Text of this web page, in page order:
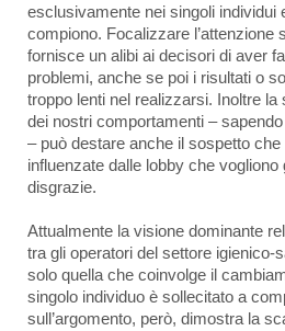
esclusivamente nei singoli individui
compiono. Focalizzare l’attenzione
fornisce un alibi ai decisori di aver
problemi, anche se poi i risultati o
troppo lenti nel realizzarsi. Inoltre
dei nostri comportamenti –
– può destare anche il sospetto
influenzate dalle lobby che
disgrazie.
Attualmente la visione dominante
tra gli operatori del settore igienico-
solo quella che coinvolge il
singolo individuo è sollecitato a
sull’argomento, però, dimostra la